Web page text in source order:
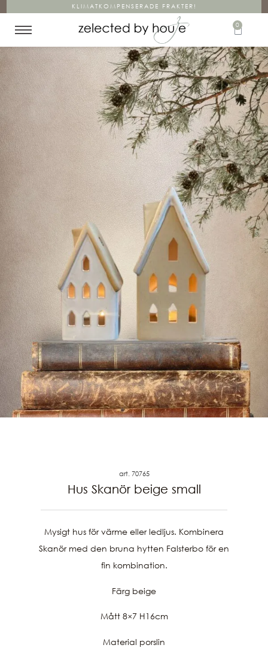
KLIMATKOMPENSERADE FRAKTER!
0
art. 70765
Hus Skanör beige small
Mysigt hus för värme eller ledljus. Kombinera
Skanör med den bruna hytten Falsterbo för en
fin kombination.
Färg beige
Mått 8×7 H16cm
Material porslin